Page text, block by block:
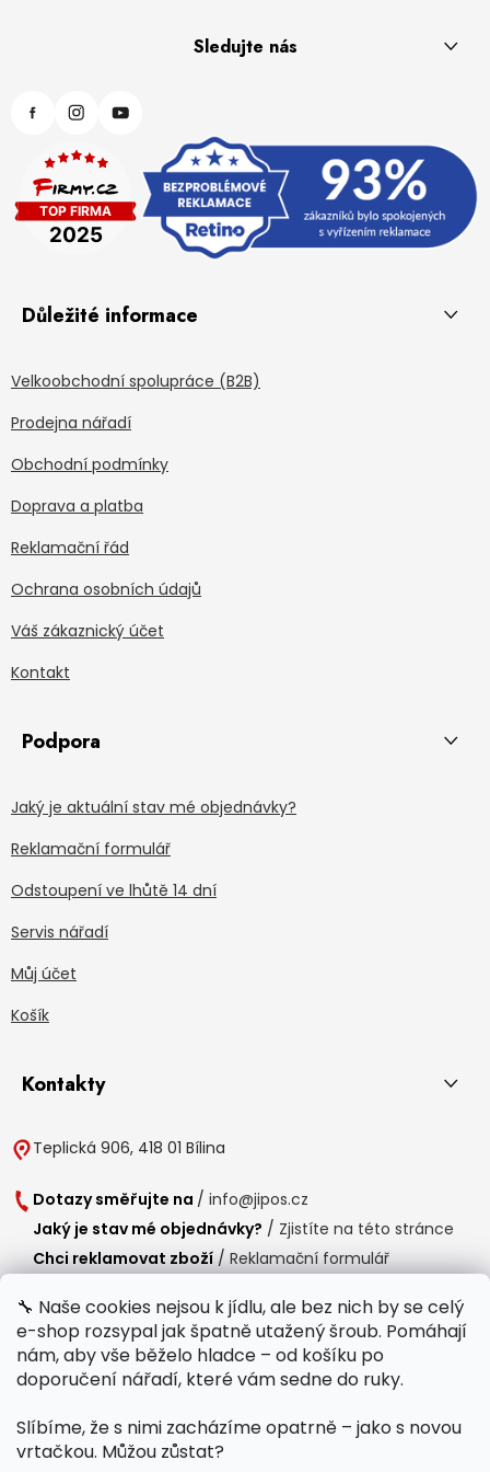
🔧 Naše cookies nejsou k jídlu, ale bez nich by se celý
e-shop rozsypal jak špatně utažený šroub. Pomáhají
nám, aby vše běželo hladce – od košíku po
doporučení nářadí, které vám sedne do ruky.
Slíbíme, že s nimi zacházíme opatrně – jako s novou
vrtačkou. Můžou zůstat?
Sledujte nás
Důležité informace
Velkoobchodní spolupráce (B2B)
Prodejna nářadí
Obchodní podmínky
Doprava a platba
Reklamační řád
Ochrana osobních údajů
Váš zákaznický účet
Kontakt
Podpora
Jaký je aktuální stav mé objednávky?
Reklamační formulář
Odstoupení ve lhůtě 14 dní
Servis nářadí
Můj účet
Košík
Kontakty
Teplická 906, 418 01 Bílina
Dotazy směřujte na / info@jipos.cz
Jaký je stav mé objednávky? / Zjistíte na této stránce
Chci reklamovat zboží / Reklamační formulář
Provozní doba
Po-Čt / 8:00 - 15:00
Polední přestávka /11:00 - 11:30